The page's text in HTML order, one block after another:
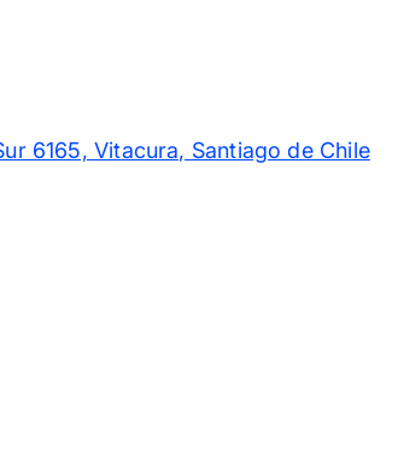
6165, Vitacura, Santiago de Chile